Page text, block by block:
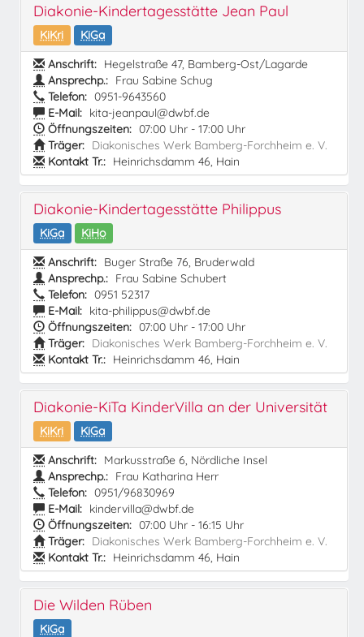
Diakonie-Kindertagesstätte Jean Paul
KiKri
KiGa
Anschrift: Hegelstraße 47, Bamberg-Ost/Lagarde
Ansprechp.: Frau Sabine Schug
Telefon: 0951-9643560
E-Mail: kita-jeanpaul@dwbf.de
Öffnungszeiten: 07:00 Uhr - 17:00 Uhr
Träger: Diakonisches Werk Bamberg-Forchheim e. V.
Kontakt Tr.: Heinrichsdamm 46, Hain
Diakonie-Kindertagesstätte Philippus
KiGa
KiHo
Anschrift: Buger Straße 76, Bruderwald
Ansprechp.: Frau Sabine Schubert
Telefon: 0951 52317
E-Mail: kita-philippus@dwbf.de
Öffnungszeiten: 07:00 Uhr - 17:00 Uhr
Träger: Diakonisches Werk Bamberg-Forchheim e. V.
Kontakt Tr.: Heinrichsdamm 46, Hain
Diakonie-KiTa KinderVilla an der Universität
KiKri
KiGa
Anschrift: Markusstraße 6, Nördliche Insel
Ansprechp.: Frau Katharina Herr
Telefon: 0951/96830969
E-Mail: kindervilla@dwbf.de
Öffnungszeiten: 07:00 Uhr - 16:15 Uhr
Träger: Diakonisches Werk Bamberg-Forchheim e. V.
Kontakt Tr.: Heinrichsdamm 46, Hain
Die Wilden Rüben
KiGa